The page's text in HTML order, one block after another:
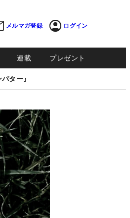
メルマガ登録 ログイン
連載 プレゼント
ター』